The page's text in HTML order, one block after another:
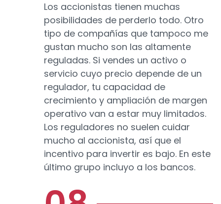
Los accionistas tienen muchas
posibilidades de perderlo todo. Otro
tipo de compañías que tampoco me
gustan mucho son las altamente
reguladas. Si vendes un activo o
servicio cuyo precio depende de un
regulador, tu capacidad de
crecimiento y ampliación de margen
operativo van a estar muy limitados.
Los reguladores no suelen cuidar
mucho al accionista, así que el
incentivo para invertir es bajo. En este
último grupo incluyo a los bancos.